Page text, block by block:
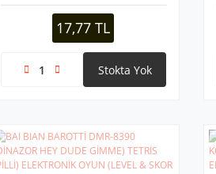
YAYI ) EĞLENCELİ ( 37 HALKA )
RENKLİ PLASTİK*12X28
17,77 TL
Stokta Yok